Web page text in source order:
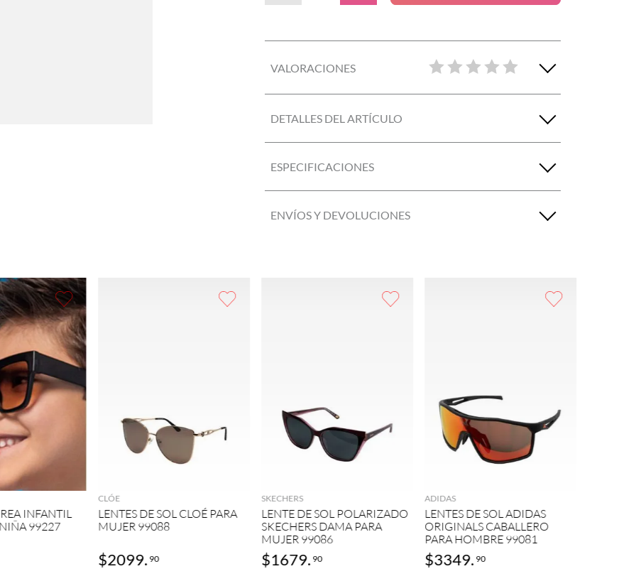
VALORACIONES
DETALLES DEL ARTÍCULO
ESPECIFICACIONES
ENVÍOS Y DEVOLUCIONES
INFANTIL
99227
CLÓE
LENTES DE SOL CLOÉ PARA
MUJER 99088
$2099. 90
SKECHERS
LENTE DE SOL POLARIZADO
SKECHERS DAMA PARA
MUJER 99086
$1679. 90
ADIDAS
LENTES DE SOL ADIDAS
ORIGINALS CABALLERO
PARA HOMBRE 99081
$3349. 90